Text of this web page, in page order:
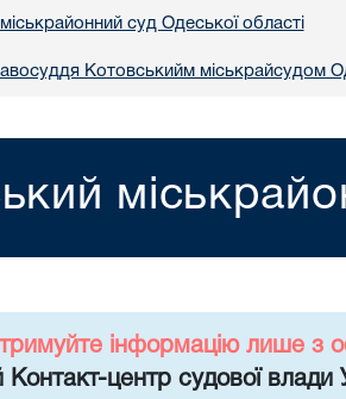
суд Одеської області
Котовськийм міськрайсудом
інформацію лише з
центр судової влади